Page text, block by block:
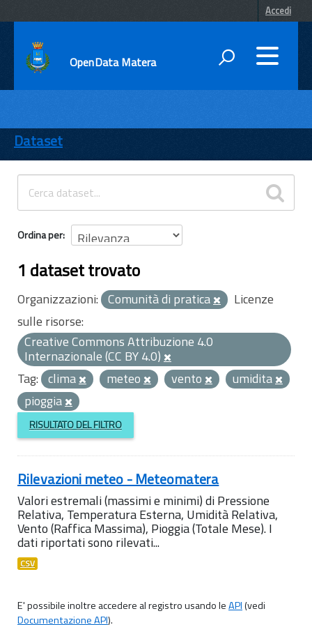
Accedi
OpenData Matera
ENTI
TEMI
INFORMAZIONI
Dataset
Ordina per
1 dataset trovato
Organizzazioni: Comunità di pratica
Licenze
sulle risorse:
Creative Commons Attribuzione 4.0
Internazionale (CC BY 4.0)
Tag: clima meteo vento
umidita
pioggia
RISULTATO DEL FILTRO
Rilevazioni meteo - Meteomatera
Valori estremali (massimi e minimi) di Pressione
Relativa, Temperatura Esterna, Umidità Relativa,
Vento (Raffica Massima), Pioggia (Totale Mese). I
dati riportati sono rilevati...
CSV
E' possibile inoltre accedere al registro usando leAPI(vedi
Documentazione API).